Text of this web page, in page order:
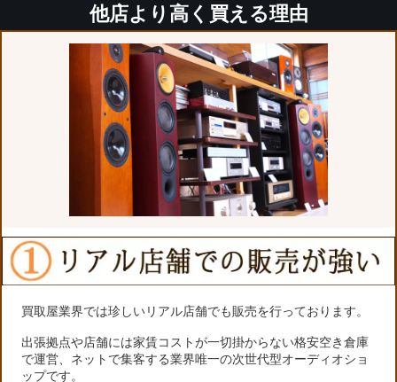
他店より高く買える理由
買取屋業界では珍しいリアル店舗でも販売を行っております。
出張拠点や店舗には家賃コストが一切掛からない格安空き倉庫
で運営、ネットで集客する業界唯一の次世代型オーディオショ
ップです。